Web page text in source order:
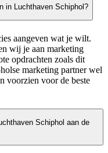
in Luchthaven Schiphol?
aangeven wat je wilt.
wij je aan marketing
opdrachten zoals dit
marketing partner wel
voorzien voor de beste
Schiphol aan de